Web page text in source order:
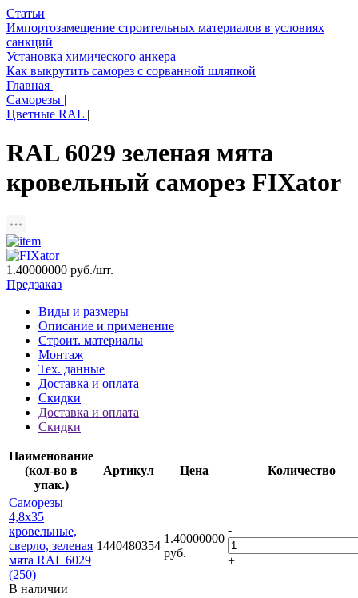
Статьи
Импортозамещение строительных материалов в условиях
санкций
Установка химического анкера
Как выкрутить саморез с сорванной шляпкой
Главная |
Саморезы |
Цветные RAL |
RAL 6029 зеленая мята
кровельный саморез FIXator
1.40000000 руб./шт.
Предзаказ
Виды и размеры
Описание и применение
Строит. материалы
Монтаж
Тех. данные
Доставка и оплата
Скидки
Доставка и оплата
Скидки
Наименование
(кол-во в
упак.)
Артикул Цена Количество
Саморезы
4,8х35
кровельные,
сверло, зеленая
мята RAL 6029
(250)
В наличии
1440480354
1.40000000
руб.
-
+